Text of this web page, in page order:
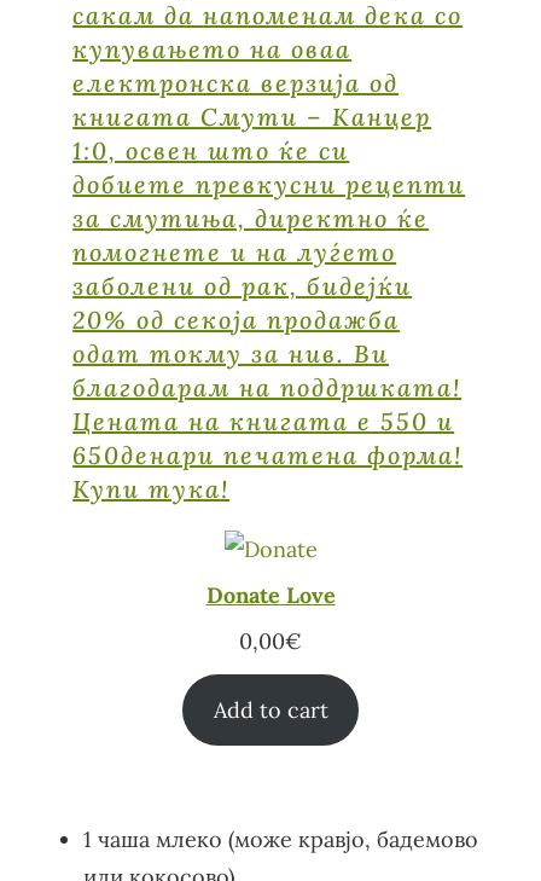
сакам да напоменам дека со
купувањето на оваа
електронска верзија од
книгата Смути – Канцер
1:0, освен што ќе си
добиете превкусни рецепти
за смутиња, директно ќе
помогнете и на луѓето
заболени од рак, бидејќи
20% од секоја продажба
одат токму за нив. Ви
благодарам на поддршката!
Цената на книгата е 550 и
650денари печатена форма!
Купи тука!
Donate Love
0,00€
Add to cart
1 чаша млеко (може кравјо, бадемово